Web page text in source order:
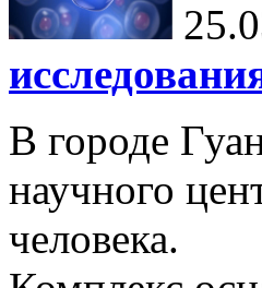
В городе
научного
человека.